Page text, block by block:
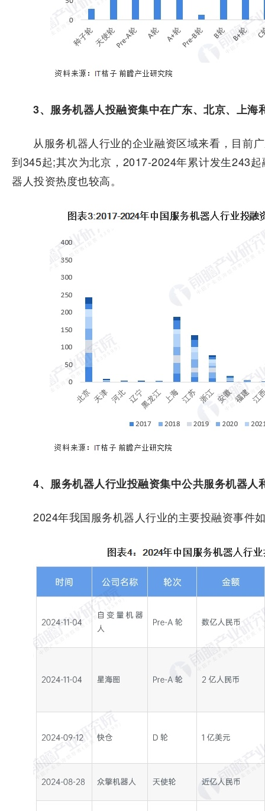
3、服务机器人投融资集中在广东、北京、上海
从服务机器人行业的企业融资区域来看，目前
到345起;其次为北京，2017-2024年累计发生243
器人投资热度也较高。
4、服务机器人行业投融资集中公共服务机器人
2024年我国服务机器人行业的主要投融资事件